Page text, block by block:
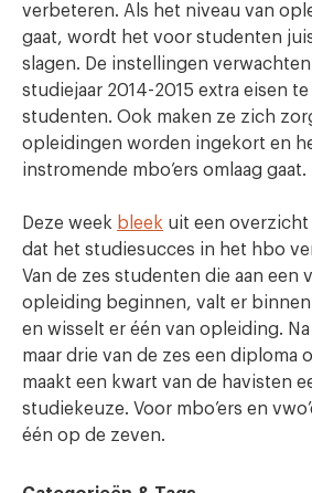
verbeteren. Als het niveau van
gaat, wordt het voor studenten
slagen. De instellingen
studiejaar 2014-2015 extra eisen
studenten. Ook maken ze zich
opleidingen worden ingekort en
instromende mbo’ers omlaag gaat.
Deze week bleek uit een overzicht
dat het studiesucces in het hbo
Van de zes studenten die aan een
opleiding beginnen, valt er binnen
en wisselt er één van opleiding.
maar drie van de zes een diploma
maakt een kwart van de havisten
studiekeuze. Voor mbo’ers en
één op de zeven.